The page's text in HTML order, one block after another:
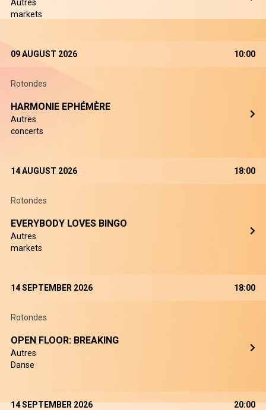
Autres
markets
09 AUGUST 2026 10:00
Rotondes
HARMONIE EPHÉMÈRE
Autres
concerts
14 AUGUST 2026 18:00
Rotondes
EVERYBODY LOVES BINGO
Autres
markets
14 SEPTEMBER 2026 18:00
Rotondes
OPEN FLOOR: BREAKING
Autres
Danse
14 SEPTEMBER 2026 20:00